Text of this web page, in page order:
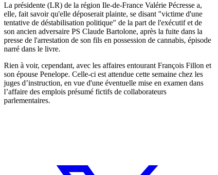
La présidente (LR) de la région Ile-de-France Valérie Pécresse a,
elle, fait savoir qu'elle déposerait plainte, se disant "victime d'une
tentative de déstabilisation politique" de la part de l'exécutif et de
son ancien adversaire PS Claude Bartolone, après la fuite dans la
presse de l'arrestation de son fils en possession de cannabis, épisode
narré dans le livre.
Rien à voir, cependant, avec les affaires entourant François Fillon et
son épouse Penelope. Celle-ci est attendue cette semaine chez les
juges d’instruction, en vue d'une éventuelle mise en examen dans
l’affaire des emplois présumé fictifs de collaborateurs
parlementaires.